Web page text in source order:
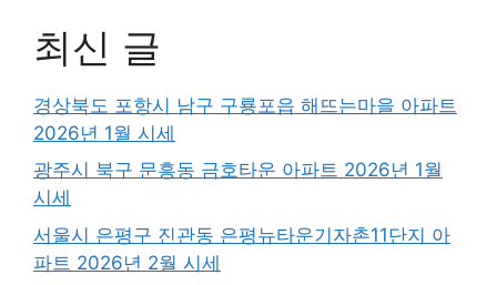
최신 글
경상북도 포항시 남구 구룡포읍 해뜨는마을 아파트
2026년 1월 시세
광주시 북구 문흥동 금호타운 아파트 2026년 1월
시세
서울시 은평구 진관동 은평뉴타운기자촌11단지 아
파트 2026년 2월 시세